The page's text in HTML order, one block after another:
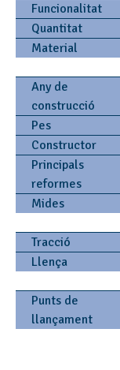
Funcionalitat
Quantitat
Material
Any de
construcció
Pes
Constructor
Principals
reformes
Mides
Tracció
Llença
Punts de
llançament